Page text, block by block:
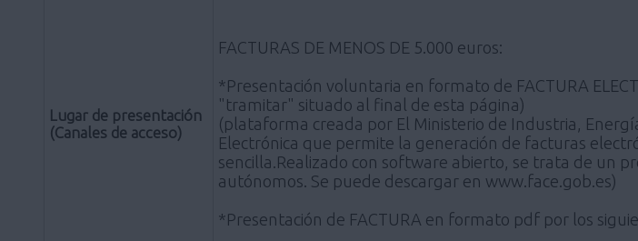
Lugar de presentación
(Canales de acceso)
FACTURAS DE MENOS DE 5.000 euros:
*Presentación voluntaria en formato de FACTURA
"tramitar" situado al final de esta página)
(plataforma creada por El Ministerio de Industria,
Electrónica que permite la generación de facturas
sencilla.Realizado con software abierto, se trata de un
autónomos. Se puede descargar en www.face.gob.es)
*Presentación de FACTURA en formato pdf por los